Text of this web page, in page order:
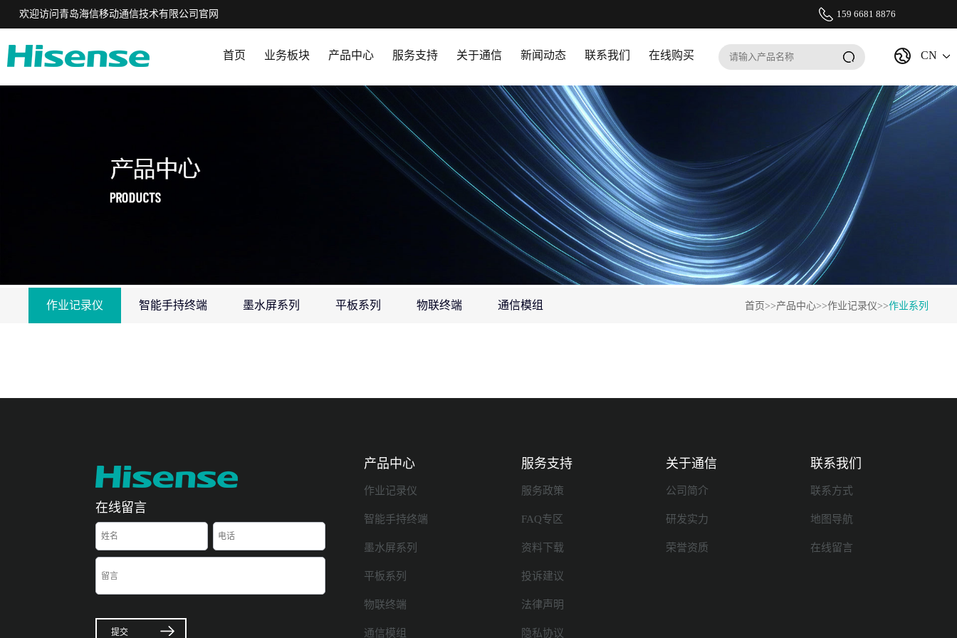
欢迎访问青岛海信移动通信技术有限公司官网 159 6681 8876
首页 业务板块 产品中心 服务支持 关于通信 新闻动态 联系我们 在线购买 CN
作业记录仪 智能手持终端 墨水屏系列 平板系列 物联终端 通信模组 首页>>产品中心>>作业记录仪>>作业系列
在线留言
提交
产品中心
作业记录仪
智能手持终端
墨水屏系列
平板系列
物联终端
通信模组
服务支持
服务政策
FAQ专区
资料下载
投诉建议
法律声明
隐私协议
关于通信
公司简介
研发实力
荣誉资质
联系我们
联系方式
地图导航
在线留言